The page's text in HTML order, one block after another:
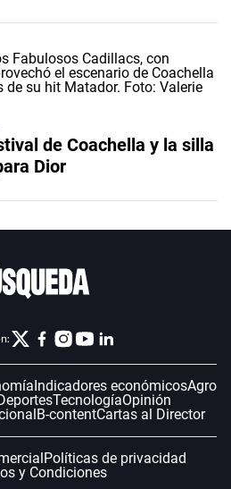
de Coachella y la silla
Dior
Indicadores económicosAgro
TecnologíaOpinión
B-contentCartas al Director
Políticas de privacidad
y Condiciones